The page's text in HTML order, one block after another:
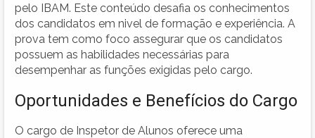
pelo IBAM. Este conteúdo desafia os conhecimentos
dos candidatos em nivel de formação e experiência. A
prova tem como foco assegurar que os candidatos
possuem as habilidades necessárias para
desempenhar as funções exigidas pelo cargo.
Oportunidades e Benefícios do Cargo
O cargo de Inspetor de Alunos oferece uma